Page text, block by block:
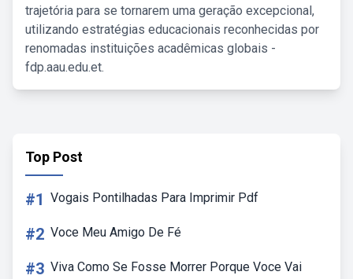
trajetória para se tornarem uma geração excepcional,
utilizando estratégias educacionais reconhecidas por
renomadas instituições acadêmicas globais -
fdp.aau.edu.et.
Top Post
#1 Vogais Pontilhadas Para Imprimir Pdf
#2 Voce Meu Amigo De Fé
#3 Viva Como Se Fosse Morrer Porque Voce Vai